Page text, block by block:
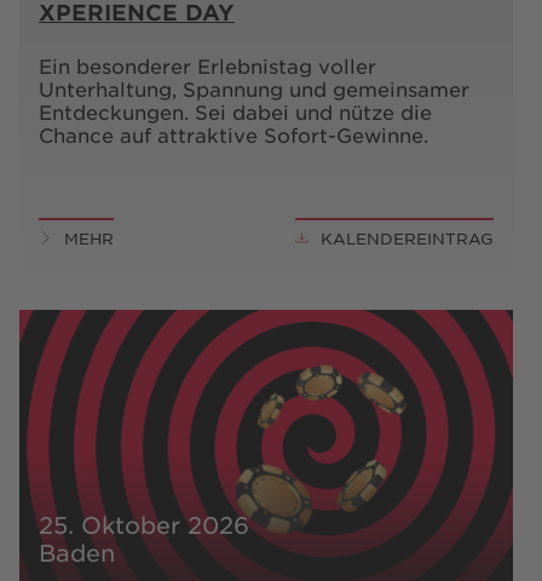
XPERIENCE DAY
Ein besonderer Erlebnistag voller
Unterhaltung, Spannung und gemeinsamer
Entdeckungen. Sei dabei und nütze die
Chance auf attraktive Sofort-Gewinne.
MEHR KALENDEREINTRAG
25. Oktober 2026
Baden